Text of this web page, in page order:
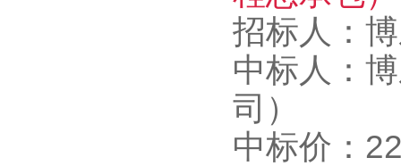
招标人：
中标人：
司）
中标价：